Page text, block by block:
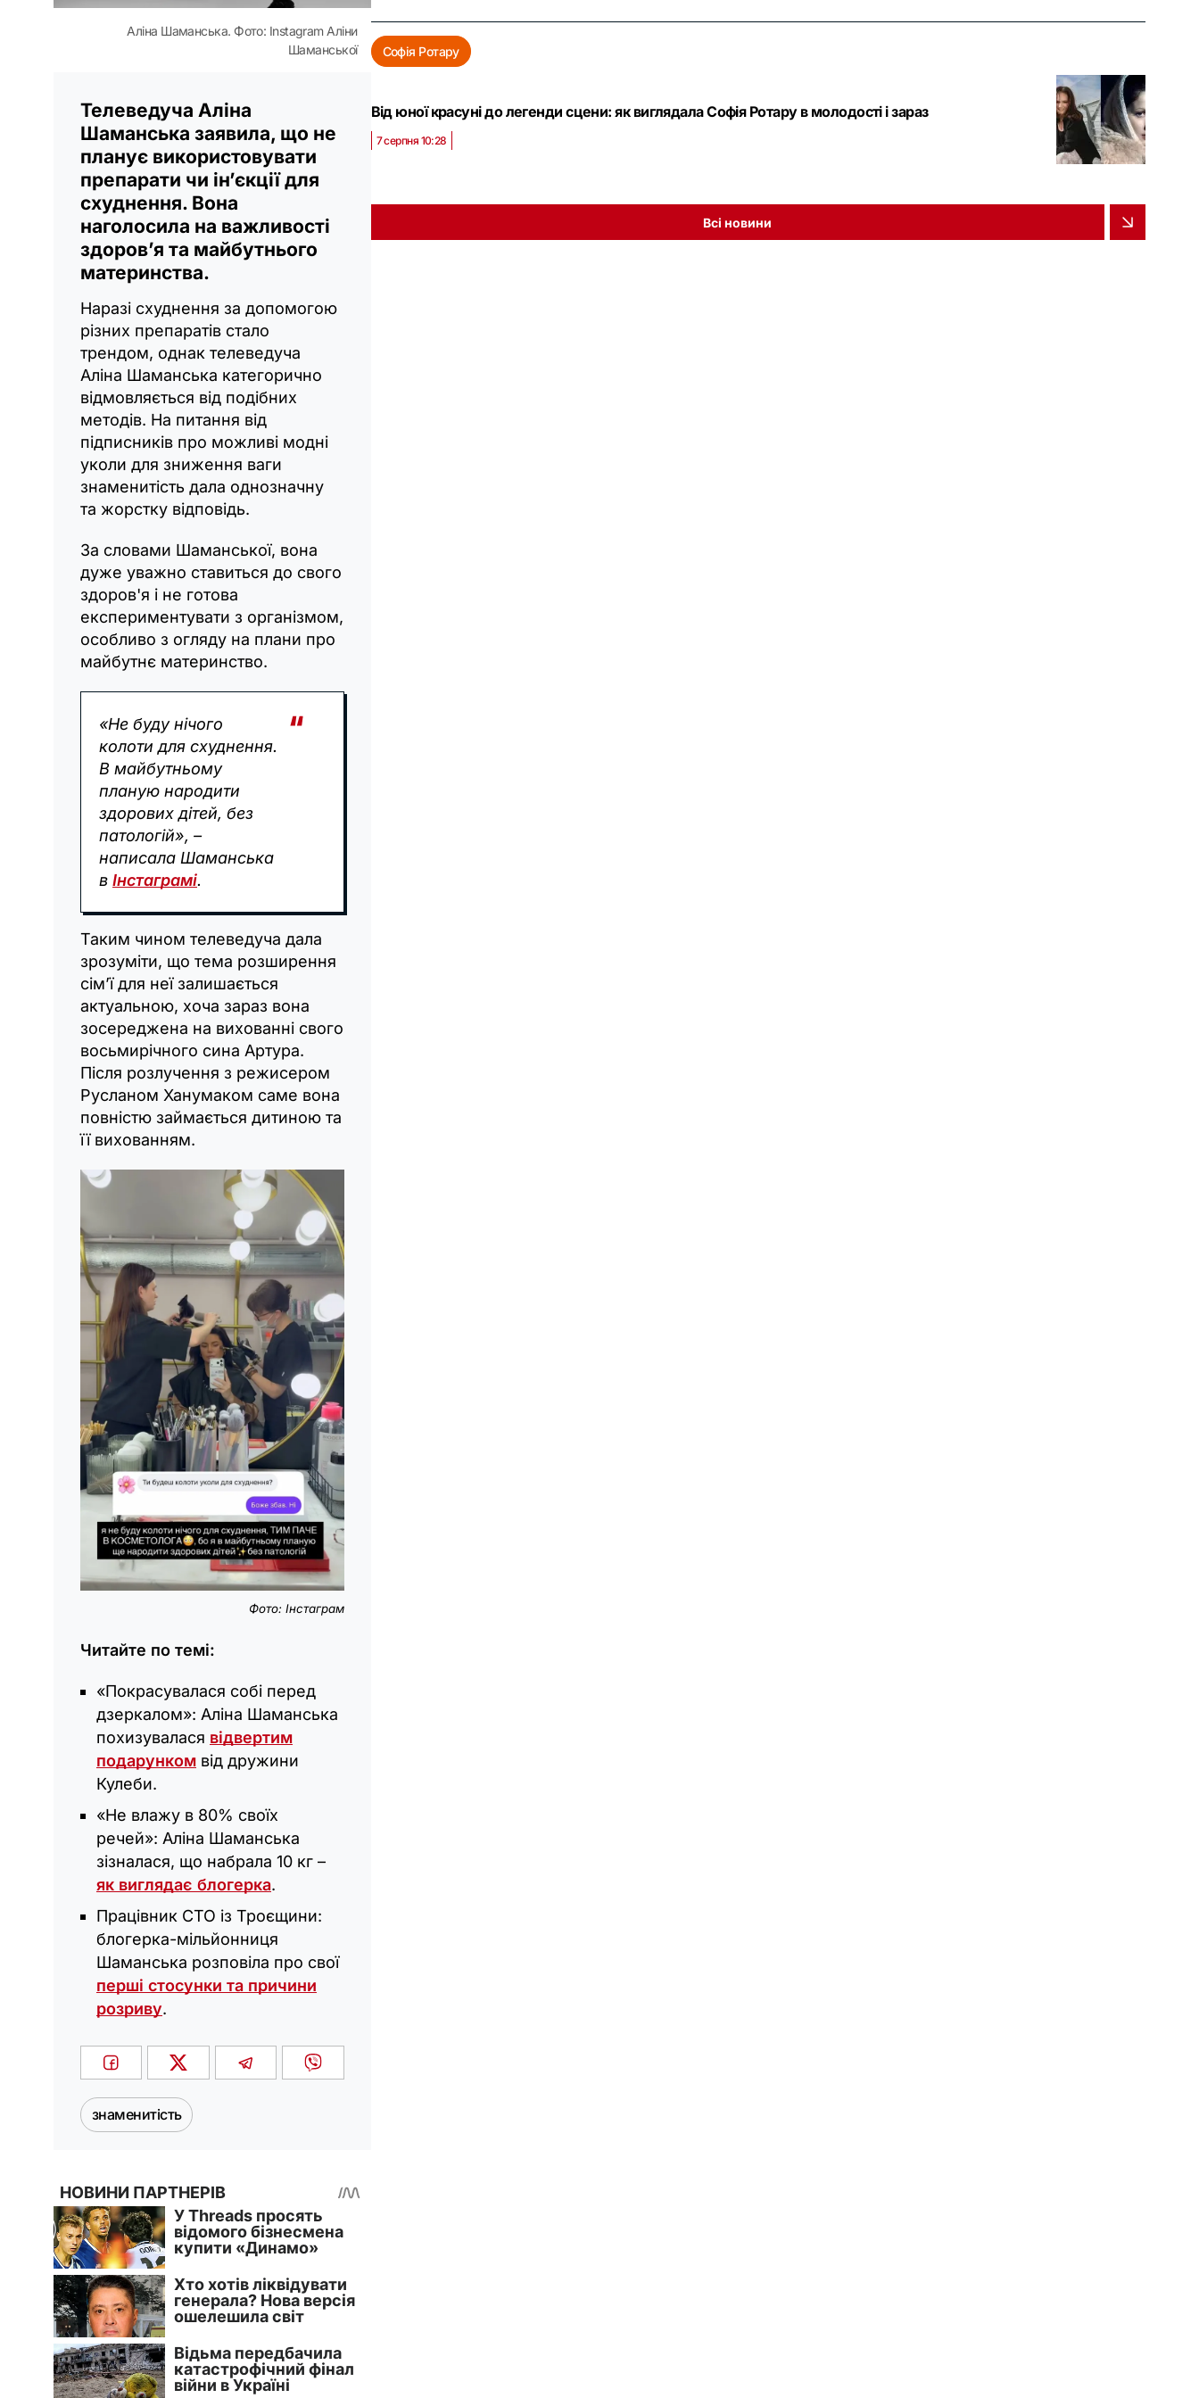
Аліна Шаманська. Фото: Instagram Аліни
Шаманської
Телеведуча Аліна
Шаманська заявила, що не
планує використовувати
препарати чи ін’єкції для
схуднення. Вона
наголосила на важливості
здоров’я та майбутнього
материнства.
Наразі схуднення за допомогою
різних препаратів стало
трендом, однак телеведуча
Аліна Шаманська категорично
відмовляється від подібних
методів. На питання від
підписників про можливі модні
уколи для зниження ваги
знаменитість дала однозначну
та жорстку відповідь.
За словами Шаманської, вона
дуже уважно ставиться до свого
здоров'я і не готова
експериментувати з організмом,
особливо з огляду на плани про
майбутнє материнство.
«Не буду нічого
колоти для схуднення.
В майбутньому
планую народити
здорових дітей, без
патологій», –
написала Шаманська
в Інстаграмі.
Таким чином телеведуча дала
зрозуміти, що тема розширення
сім’ї для неї залишається
актуальною, хоча зараз вона
зосереджена на вихованні свого
восьмирічного сина Артура.
Після розлучення з режисером
Русланом Ханумаком саме вона
повністю займається дитиною та
її вихованням.
Фото: Інстаграм
Читайте по темі:
«Покрасувалася собі перед
дзеркалом»: Аліна Шаманська
похизувалася відвертим
подарунком від дружини
Кулеби.
«Не влажу в 80% своїх
речей»: Аліна Шаманська
зізналася, що набрала 10 кг –
як виглядає блогерка.
Працівник СТО із Троєщини:
блогерка-мільйонниця
Шаманська розповіла про свої
перші стосунки та причини
розриву.
знаменитість
Софія Ротару
Від юної красуні до легенди сцени: як виглядала Софія Ротару в молодості і зараз
7 серпня 10:28
Всі новини